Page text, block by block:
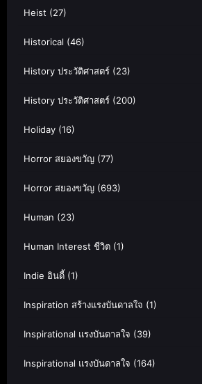
Heist (27)
Historical (46)
History ประวัติศาสตร์ (23)
History ประวัติศาสตร์ (200)
Holiday (16)
Horror สยองขวัญ (77)
Horror สยองขวัญ (693)
Human (23)
Human Interest ชีวิต (1)
Indie อินดี้ (1)
Inspiration สร้างแรงบันดาลใจ (1)
Inspirational แรงบันดาลใจ (39)
Inspirational แรงบันดาลใจ (164)